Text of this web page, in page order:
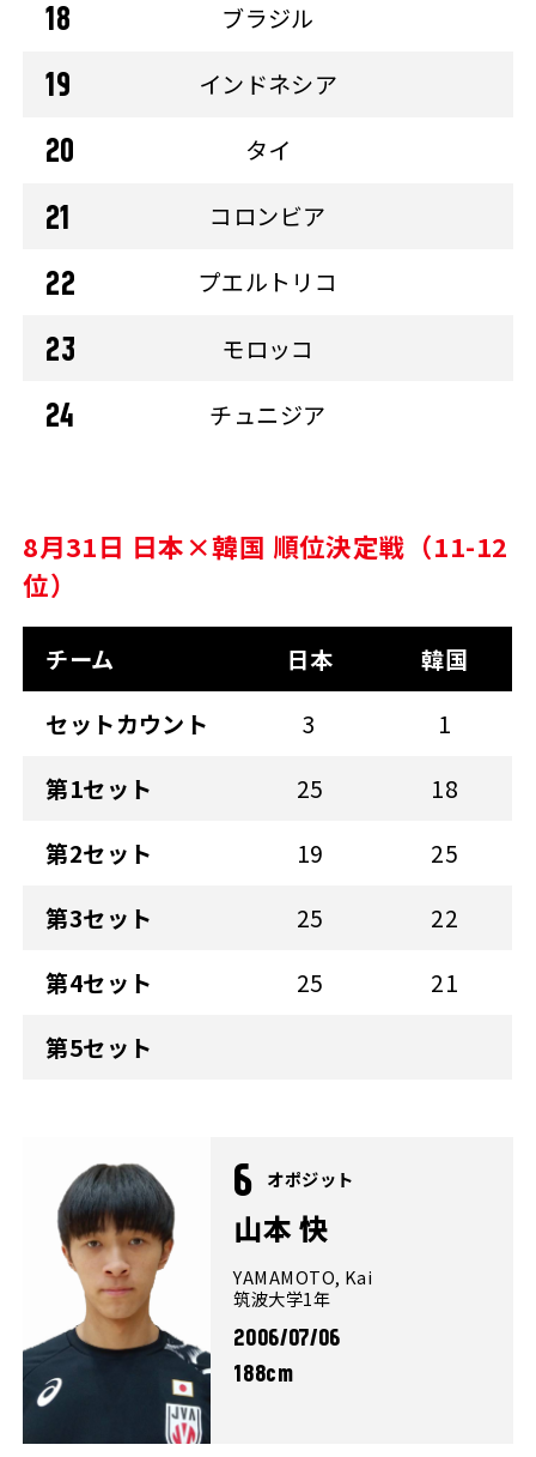
ブラジル
インドネシア
タイ
コロンビア
プエルトリコ
モロッコ
チュニジア
8月31日 日本×韓国 順位決定戦（11-12
位）
チーム 日本
韓国
セットカウント
3
1
第1セット
25
18
第2セット
19
25
第3セット
25
22
第4セット
25
21
第5セット
6 オポジット
山本 快
YAMAMOTO, Kai
筑波大学1年
2006/07/06
188cm